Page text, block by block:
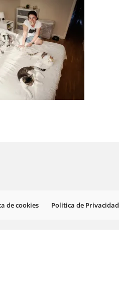
de cookies Politica de Privacidad